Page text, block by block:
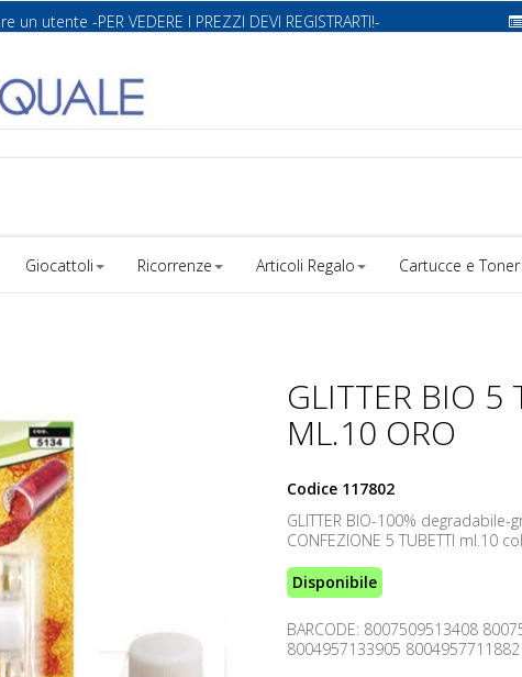
un utente -PER VEDERE I PREZZI DEVI REGISTRARTI!-
Giocattoli Ricorrenze Articoli Regalo Cartucce e Toner
GLITTER BIO 5
ML.10 ORO
Codice 117802
GLITTER BIO-100% degradabile-
CONFEZIONE 5 TUBETTI ml.10
Disponibile
BARCODE: 8007509513408
8004957133905 8004957711882